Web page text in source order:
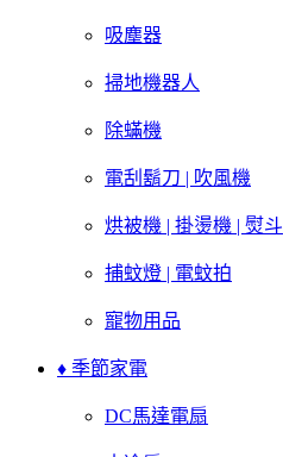
吸塵器
掃地機器人
除蟎機
電刮鬍刀 | 吹風機
烘被機 | 掛燙機 | 熨斗
捕蚊燈 | 電蚊拍
寵物用品
♦ 季節家電
DC馬達電扇